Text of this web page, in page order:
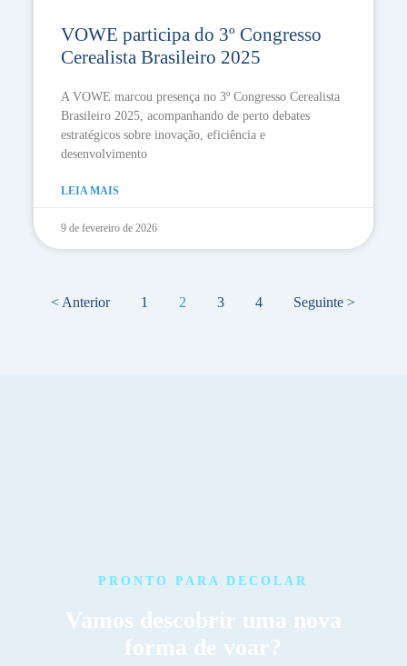
VOWE participa do 3º Congresso
Cerealista Brasileiro 2025
A VOWE marcou presença no 3º Congresso Cerealista
Brasileiro 2025, acompanhando de perto debates
estratégicos sobre inovação, eficiência e
desenvolvimento
LEIA MAIS
9 de fevereiro de 2026
< Anterior 1 2 3 4 Seguinte >
PRONTO PARA DECOLAR
Vamos descobrir uma nova
forma de voar?